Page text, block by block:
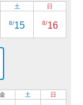
土
8/15
日
8/16
金 土 日